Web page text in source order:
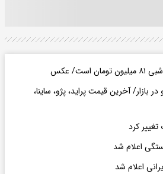
عکس
بازار/ آخرین قیمت پراید، پژو، ساینا،
تغییر کرد
اعلام شد
اعلام شد